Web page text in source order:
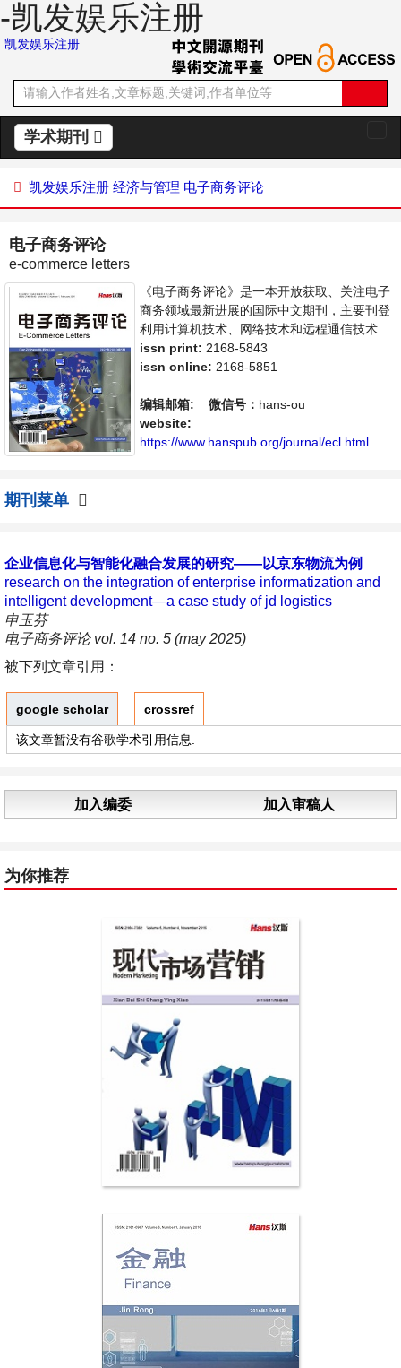
-凯发娱乐注册
凯发娱乐注册
学术期刊
换
凯发娱乐注册 经济与管理 电子商务评论
电子商务评论
e-commerce letters
《电子商务评论》是一本开放获取、关注电子
商务领域最新进展的国际中文期刊，主要刊登
利用计算机技术、网络技术和远程通信技术来
实现电子化、数字化和网络化的整个商务过程
的相关论文。本刊支持思想创新、学术创新，
体，旨在给世界范围内的科学家、学者、科研
人员提供一个传播、分享和讨论电子商务领域
内不同方向问题与发展的交流平台。
issn print: 2168-5843
issn online: 2168-5851
编辑邮箱: 微信号： hans-ou
website:
https://www.hanspub.org/journal/ecl.html
期刊菜单
企业信息化与智能化融合发展的研究——以京东物流为例
research on the integration of enterprise informatization and
intelligent development—a case study of jd logistics
申玉芬
电子商务评论 vol. 14 no. 5 (may 2025)
被下列文章引用：
google scholar crossref
该文章暂没有谷歌学术引用信息.
加入编委 加入审稿人
为你推荐